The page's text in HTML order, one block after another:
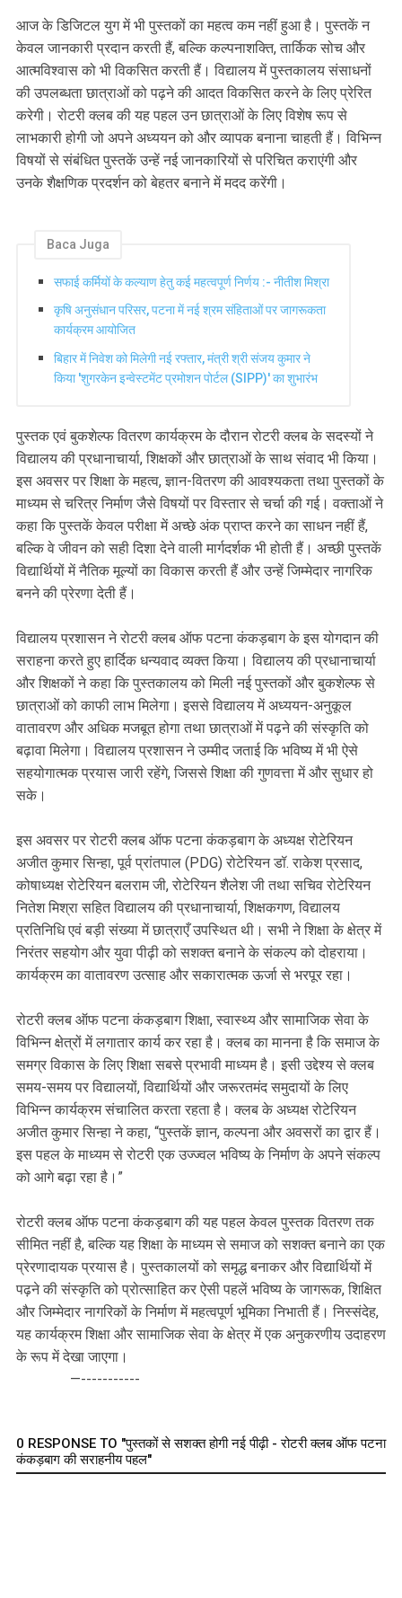
आज के डिजिटल युग में भी पुस्तकों का महत्व कम नहीं हुआ है। पुस्तकें न
केवल जानकारी प्रदान करती हैं, बल्कि कल्पनाशक्ति, तार्किक सोच और
आत्मविश्वास को भी विकसित करती हैं। विद्यालय में पुस्तकालय संसाधनों
की उपलब्धता छात्राओं को पढ़ने की आदत विकसित करने के लिए प्रेरित
करेगी। रोटरी क्लब की यह पहल उन छात्राओं के लिए विशेष रूप से
लाभकारी होगी जो अपने अध्ययन को और व्यापक बनाना चाहती हैं। विभिन्न
विषयों से संबंधित पुस्तकें उन्हें नई जानकारियों से परिचित कराएंगी और
उनके शैक्षणिक प्रदर्शन को बेहतर बनाने में मदद करेंगी।
Baca Juga
सफाई कर्मियों के कल्याण हेतु कई महत्वपूर्ण निर्णय :- नीतीश मिश्रा
कृषि अनुसंधान परिसर, पटना में नई श्रम संहिताओं पर जागरूकता
कार्यक्रम आयोजित
बिहार में निवेश को मिलेगी नई रफ्तार, मंत्री श्री संजय कुमार ने
किया 'शुगरकेन इन्वेस्टमेंट प्रमोशन पोर्टल (SIPP)' का शुभारंभ
पुस्तक एवं बुकशेल्फ वितरण कार्यक्रम के दौरान रोटरी क्लब के सदस्यों ने
विद्यालय की प्रधानाचार्या, शिक्षकों और छात्राओं के साथ संवाद भी किया।
इस अवसर पर शिक्षा के महत्व, ज्ञान-वितरण की आवश्यकता तथा पुस्तकों के
माध्यम से चरित्र निर्माण जैसे विषयों पर विस्तार से चर्चा की गई। वक्ताओं ने
कहा कि पुस्तकें केवल परीक्षा में अच्छे अंक प्राप्त करने का साधन नहीं हैं,
बल्कि वे जीवन को सही दिशा देने वाली मार्गदर्शक भी होती हैं। अच्छी पुस्तकें
विद्यार्थियों में नैतिक मूल्यों का विकास करती हैं और उन्हें जिम्मेदार नागरिक
बनने की प्रेरणा देती हैं।
विद्यालय प्रशासन ने रोटरी क्लब ऑफ पटना कंकड़बाग के इस योगदान की
सराहना करते हुए हार्दिक धन्यवाद व्यक्त किया। विद्यालय की प्रधानाचार्या
और शिक्षकों ने कहा कि पुस्तकालय को मिली नई पुस्तकों और बुकशेल्फ से
छात्राओं को काफी लाभ मिलेगा। इससे विद्यालय में अध्ययन-अनुकूल
वातावरण और अधिक मजबूत होगा तथा छात्राओं में पढ़ने की संस्कृति को
बढ़ावा मिलेगा। विद्यालय प्रशासन ने उम्मीद जताई कि भविष्य में भी ऐसे
सहयोगात्मक प्रयास जारी रहेंगे, जिससे शिक्षा की गुणवत्ता में और सुधार हो
सके।
इस अवसर पर रोटरी क्लब ऑफ पटना कंकड़बाग के अध्यक्ष रोटेरियन
अजीत कुमार सिन्हा, पूर्व प्रांतपाल (PDG) रोटेरियन डॉ. राकेश प्रसाद,
कोषाध्यक्ष रोटेरियन बलराम जी, रोटेरियन शैलेश जी तथा सचिव रोटेरियन
नितेश मिश्रा सहित विद्यालय की प्रधानाचार्या, शिक्षकगण, विद्यालय
प्रतिनिधि एवं बड़ी संख्या में छात्राएँ उपस्थित थी। सभी ने शिक्षा के क्षेत्र में
निरंतर सहयोग और युवा पीढ़ी को सशक्त बनाने के संकल्प को दोहराया।
कार्यक्रम का वातावरण उत्साह और सकारात्मक ऊर्जा से भरपूर रहा।
रोटरी क्लब ऑफ पटना कंकड़बाग शिक्षा, स्वास्थ्य और सामाजिक सेवा के
विभिन्न क्षेत्रों में लगातार कार्य कर रहा है। क्लब का मानना है कि समाज के
समग्र विकास के लिए शिक्षा सबसे प्रभावी माध्यम है। इसी उद्देश्य से क्लब
समय-समय पर विद्यालयों, विद्यार्थियों और जरूरतमंद समुदायों के लिए
विभिन्न कार्यक्रम संचालित करता रहता है। क्लब के अध्यक्ष रोटेरियन
अजीत कुमार सिन्हा ने कहा, “पुस्तकें ज्ञान, कल्पना और अवसरों का द्वार हैं।
इस पहल के माध्यम से रोटरी एक उज्ज्वल भविष्य के निर्माण के अपने संकल्प
को आगे बढ़ा रहा है।”
रोटरी क्लब ऑफ पटना कंकड़बाग की यह पहल केवल पुस्तक वितरण तक
सीमित नहीं है, बल्कि यह शिक्षा के माध्यम से समाज को सशक्त बनाने का एक
प्रेरणादायक प्रयास है। पुस्तकालयों को समृद्ध बनाकर और विद्यार्थियों में
पढ़ने की संस्कृति को प्रोत्साहित कर ऐसी पहलें भविष्य के जागरूक, शिक्षित
और जिम्मेदार नागरिकों के निर्माण में महत्वपूर्ण भूमिका निभाती हैं। निस्संदेह,
यह कार्यक्रम शिक्षा और सामाजिक सेवा के क्षेत्र में एक अनुकरणीय उदाहरण
के रूप में देखा जाएगा।
—-----------
0 RESPONSE TO "पुस्तकों से सशक्त होगी नई पीढ़ी - रोटरी क्लब ऑफ पटना
कंकड़बाग की सराहनीय पहल"